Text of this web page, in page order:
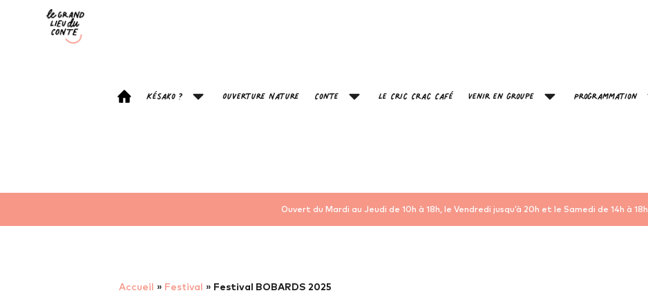
Késako ? Ouverture Nature Conte Le Cric Crac Café Venir en groupe Programmation
Ouvert du Mardi au Jeudi de 10h à 18h, le Vendredi jusqu’à 20h et le Samedi de 14h à 18h
Accueil » Festival » Festival BOBARDS 2025